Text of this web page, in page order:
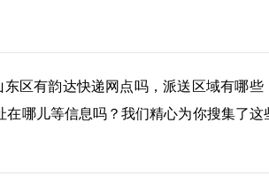
东区有韵达快递网点吗，派送区域有哪些
哪儿等信息吗？我们精心为你搜集了这